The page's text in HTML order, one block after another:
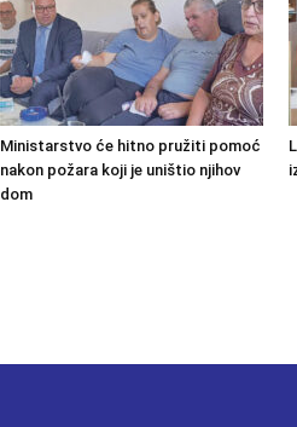
Ministarstvo će hitno pružiti pomoć
nakon požara koji je uništio njihov
dom